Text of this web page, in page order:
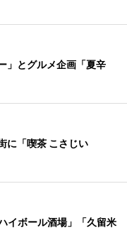
」とグルメ企画「夏辛
に「喫茶 こさじい
イボール酒場」「久留米